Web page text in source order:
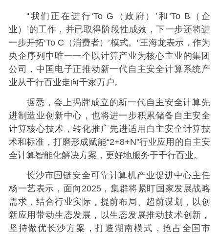
“我们正在进行‘To G（政府）’和‘To B（企
业）’的工作，并已取得阶段性成效，下一步还将进
一步开拓‘To C（消费者）’模式。”王海龙表示，作为
央企序列中唯一一个以计算产业为核心主业的集团
公司，中国电子正推动新一代自主安全计算系统产
业从千行百业走向千家万户。
据悉，会上揭牌成立的新一代自主安全计算先
进制造业创新中心，也将进一步积累储备自主安全
计算核心技术，转化推广先进适用自主安全计算技
术和标准，打磨形成赋能“2+8+N”行业应用的自主安
全计算智能化解决方案，更好地服务于千行百业。
长沙市国链安全可靠计算机产业促进中心主任
杨一艺表示，面向2025，集群将紧盯国家发展战略
需求，结合行业实际，提前布局、超前谋划，以创
新应用带动生态发展，以生态发展推动技术创新，
坚持做优长沙方案，打造湖南模式，抢占全国市